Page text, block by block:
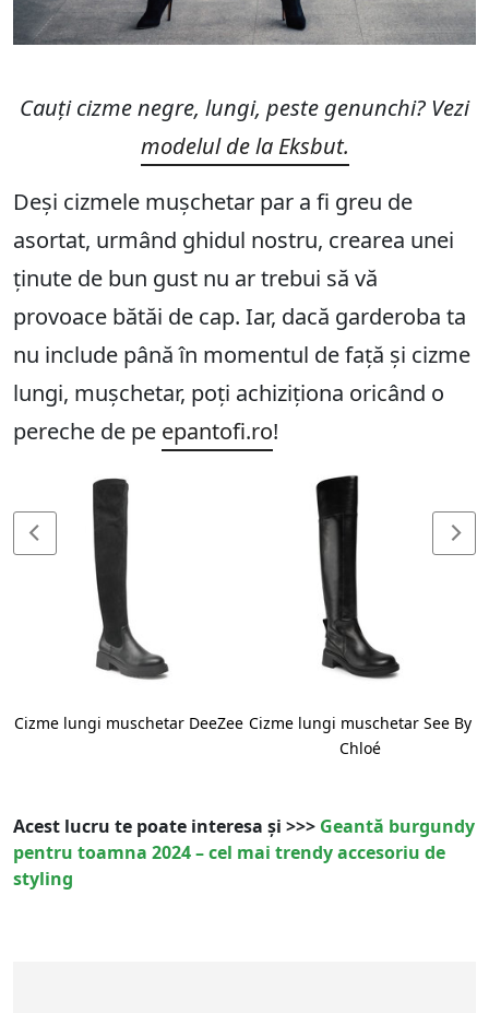
Cauți cizme negre, lungi, peste genunchi? Vezi
modelul de la Eksbut.
Deși cizmele mușchetar par a fi greu de
asortat, urmând ghidul nostru, crearea unei
ținute de bun gust nu ar trebui să vă
provoace bătăi de cap. Iar, dacă garderoba ta
nu include până în momentul de față și cizme
lungi, mușchetar, poți achiziționa oricând o
pereche de pe epantofi.ro!
Cizme lungi muschetar DeeZee Cizme lungi muschetar See By
Chloé
Acest lucru te poate interesa și >>> Geantă burgundy
pentru toamna 2024 – cel mai trendy accesoriu de
styling